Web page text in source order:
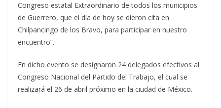
Congreso estatal Extraordinario de todos los municipios
de Guerrero, que el día de hoy se dieron cita en
Chilpancingo de los Bravo, para participar en nuestro
encuentro”.
En dicho evento se designaron 24 delegados efectivos al
Congreso Nacional del Partido del Trabajo, el cual se
realizará el 26 de abril próximo en la ciudad de México.